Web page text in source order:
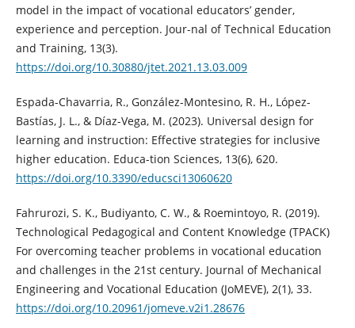
model in the impact of vocational educators’ gender,
experience and perception. Jour-nal of Technical Education
and Training, 13(3).
https://doi.org/10.30880/jtet.2021.13.03.009
Espada-Chavarria, R., González-Montesino, R. H., López-
Bastías, J. L., & Díaz-Vega, M. (2023). Universal design for
learning and instruction: Effective strategies for inclusive
higher education. Educa-tion Sciences, 13(6), 620.
https://doi.org/10.3390/educsci13060620
Fahrurozi, S. K., Budiyanto, C. W., & Roemintoyo, R. (2019).
Technological Pedagogical and Content Knowledge (TPACK)
For overcoming teacher problems in vocational education
and challenges in the 21st century. Journal of Mechanical
Engineering and Vocational Education (JoMEVE), 2(1), 33.
https://doi.org/10.20961/jomeve.v2i1.28676